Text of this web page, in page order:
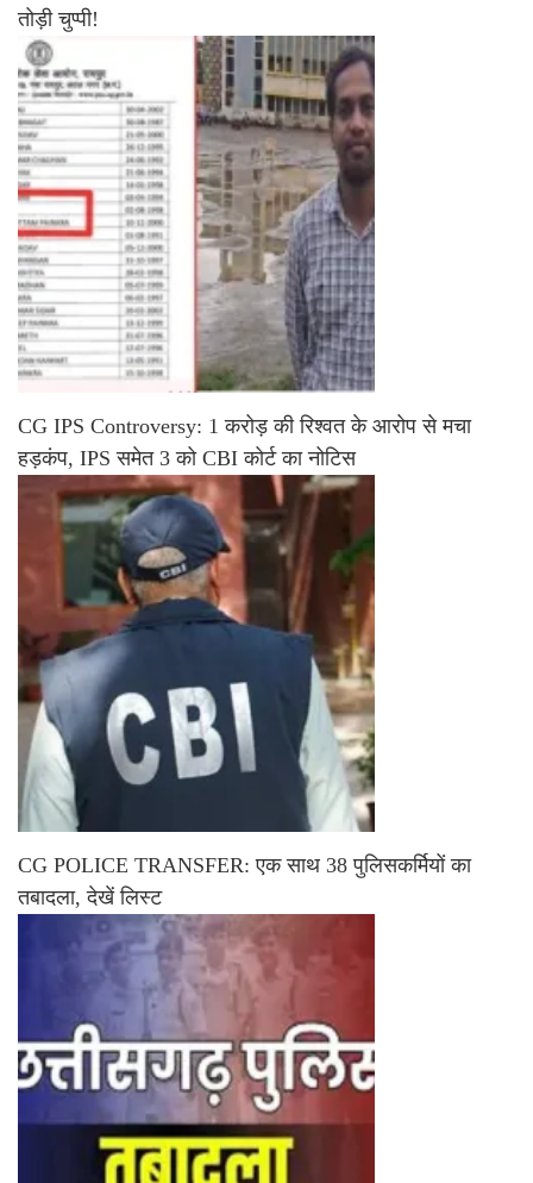
तोड़ी चुप्पी!
CG IPS Controversy: 1 करोड़ की रिश्वत के आरोप से मचा
हड़कंप, IPS समेत 3 को CBI कोर्ट का नोटिस
CG POLICE TRANSFER: एक साथ 38 पुलिसकर्मियों का
तबादला, देखें लिस्ट